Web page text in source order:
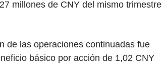
millones de CNY del mismo trimestre
de las operaciones continuadas fue
básico por acción de 1,02 CNY